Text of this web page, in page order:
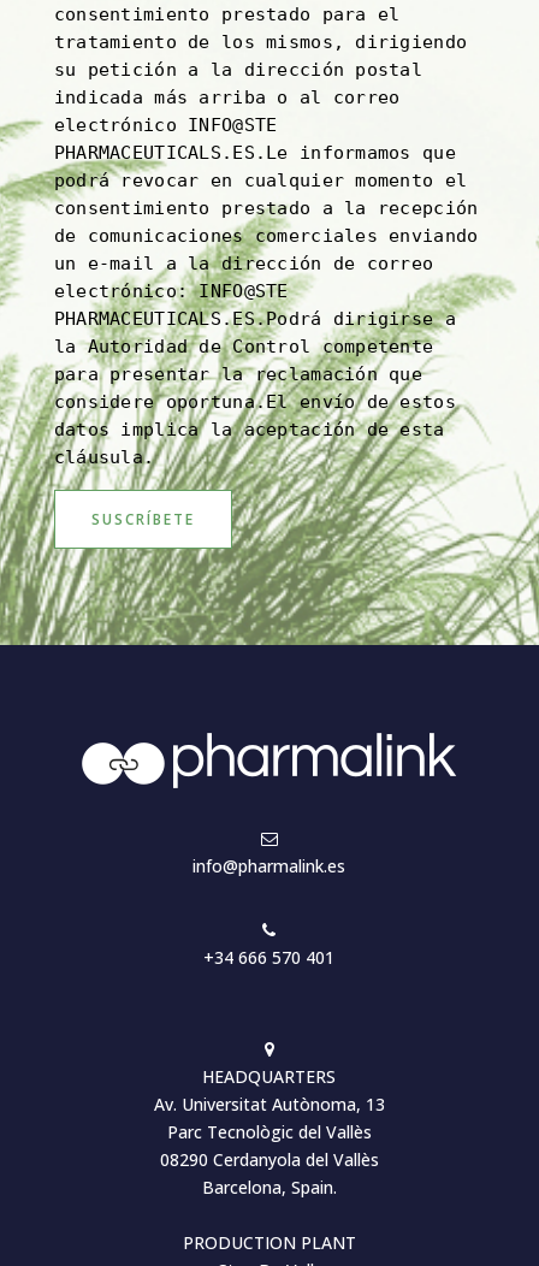
consentimiento prestado para el
tratamiento de los mismos, dirigiendo
su petición a la dirección postal
indicada más arriba o al correo
electrónico INFO@STE
PHARMACEUTICALS.ES.Le informamos que
podrá revocar en cualquier momento el
consentimiento prestado a la recepción
de comunicaciones comerciales enviando
un e-mail a la dirección de correo
electrónico: INFO@STE
PHARMACEUTICALS.ES.Podrá dirigirse a
la Autoridad de Control competente
para presentar la reclamación que
considere oportuna.El envío de estos
datos implica la aceptación de esta
cláusula.
info@pharmalink.es
+34 666 570 401
HEADQUARTERS
Av. Universitat Autònoma, 13
Parc Tecnològic del Vallès
08290 Cerdanyola del Vallès
Barcelona, Spain.
PRODUCTION PLANT